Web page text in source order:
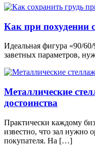
Как при похудении
Идеальная фигура «90/
заветных параметров,
Металлические
достоинства
Практически каждому
известно, что зал нужно
покупателя. На […]